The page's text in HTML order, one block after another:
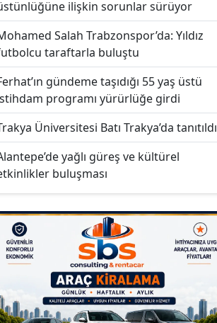
ilişkin sorunlar sürüyor
Salah Trabzonspor’da: Yıldız
taraftarla buluştu
gündeme taşıdığı 55 yaş üstü
programı yürürlüğe girdi
Üniversitesi Batı Trakya’da tanıtıldı
yağlı güreş ve kültürel
buluşması